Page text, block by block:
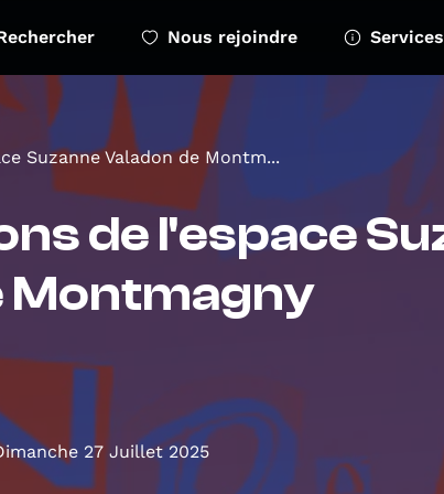
Nous rejoindre Services
Suzanne Valadon de Montm...
de l'espace
Montmagny
27 Juillet 2025